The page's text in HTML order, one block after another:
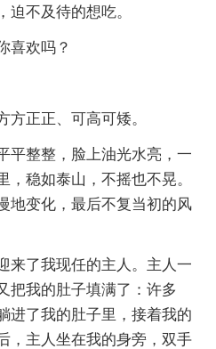
迫不及待的想吃。
喜欢吗？
方正正、可高可矮。
平整整，脸上油光水亮，一
，稳如泰山，不摇也不晃。
地变化，最后不复当初的风
来了我现任的主人。主人一
把我的肚子填满了：许多
进了我的肚子里，接着我的
，主人坐在我的身旁，双手